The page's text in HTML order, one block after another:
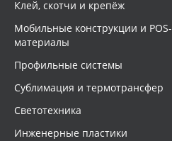
Клей, скотчи и крепёж
Мобильные конструкции и POS-
материалы
Профильные системы
Сублимация и термотрансфер
Светотехника
Инженерные пластики